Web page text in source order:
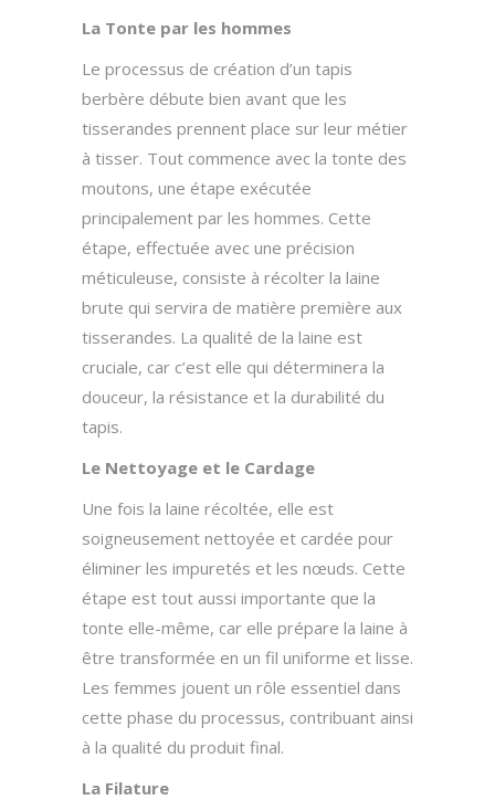
La Tonte par les hommes
Le processus de création d’un tapis
berbère débute bien avant que les
tisserandes prennent place sur leur métier
à tisser. Tout commence avec la tonte des
moutons, une étape exécutée
principalement par les hommes. Cette
étape, effectuée avec une précision
méticuleuse, consiste à récolter la laine
brute qui servira de matière première aux
tisserandes. La qualité de la laine est
cruciale, car c’est elle qui déterminera la
douceur, la résistance et la durabilité du
tapis.
Le Nettoyage et le Cardage
Une fois la laine récoltée, elle est
soigneusement nettoyée et cardée pour
éliminer les impuretés et les nœuds. Cette
étape est tout aussi importante que la
tonte elle-même, car elle prépare la laine à
être transformée en un fil uniforme et lisse.
Les femmes jouent un rôle essentiel dans
cette phase du processus, contribuant ainsi
à la qualité du produit final.
La Filature